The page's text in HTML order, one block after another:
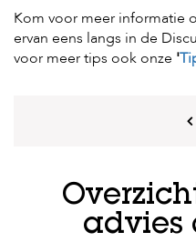
Kom voor meer informatie
ervan eens langs in de
voor meer tips ook onze '
advies